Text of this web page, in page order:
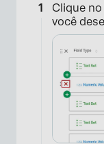
Clique no
você